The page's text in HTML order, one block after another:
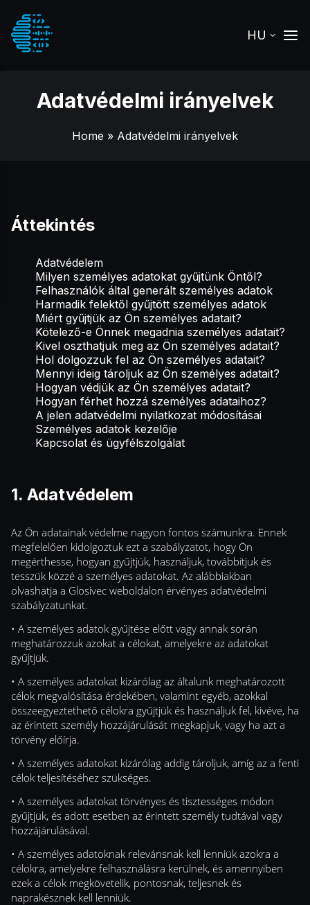
HU
Adatvédelmi irányelvek
Home » Adatvédelmi irányelvek
Áttekintés
Adatvédelem
Milyen személyes adatokat gyűjtünk Öntől?
Felhasználók által generált személyes adatok
Harmadik felektől gyűjtött személyes adatok
Miért gyűjtjük az Ön személyes adatait?
Kötelező-e Önnek megadnia személyes adatait?
Kivel oszthatjuk meg az Ön személyes adatait?
Hol dolgozzuk fel az Ön személyes adatait?
Mennyi ideig tároljuk az Ön személyes adatait?
Hogyan védjük az Ön személyes adatait?
Hogyan férhet hozzá személyes adataihoz?
A jelen adatvédelmi nyilatkozat módosításai
Személyes adatok kezelője
Kapcsolat és ügyfélszolgálat
1. Adatvédelem
Az Ön adatainak védelme nagyon fontos számunkra. Ennek
megfelelően kidolgoztuk ezt a szabályzatot, hogy Ön
megérthesse, hogyan gyűjtjük, használjuk, továbbítjuk és
tesszük közzé a személyes adatokat. Az alábbiakban
olvashatja a Glosivec weboldalon érvényes adatvédelmi
szabályzatunkat.
• A személyes adatok gyűjtése előtt vagy annak során
meghatározzuk azokat a célokat, amelyekre az adatokat
gyűjtjük.
• A személyes adatokat kizárólag az általunk meghatározott
célok megvalósítása érdekében, valamint egyéb, azokkal
összeegyeztethető célokra gyűjtjük és használjuk fel, kivéve, ha
az érintett személy hozzájárulását megkapjuk, vagy ha azt a
törvény előírja.
• A személyes adatokat kizárólag addig tároljuk, amíg az a fenti
célok teljesítéséhez szükséges.
• A személyes adatokat törvényes és tisztességes módon
gyűjtjük, és adott esetben az érintett személy tudtával vagy
hozzájárulásával.
• A személyes adatoknak relevánsnak kell lenniük azokra a
célokra, amelyekre felhasználásra kerülnek, és amennyiben
ezek a célok megkövetelik, pontosnak, teljesnek és
naprakésznek kell lenniük.